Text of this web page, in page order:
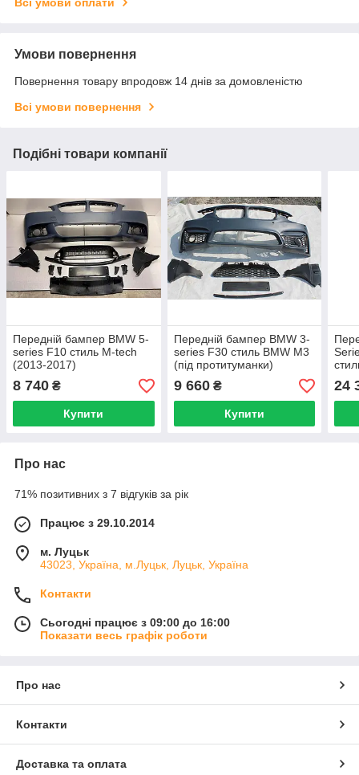
Умови повернення
Повернення товару впродовж 14 днів за домовленістю
Всі умови повернення
Подібні товари компанії
Передній бампер BMW 5-
series F10 стиль M-tech
(2013-2017)
8 740 ₴
Купити
Передній бампер BMW 3-
series F30 стиль BMW M3
(під протитуманки)
9 660₴
Купити
24
Про нас
71% позитивних з 7 відгуків за рік
Працює з 29.10.2014
м. Луцьк
43023, Україна, м.Луцьк, Луцьк, Україна
Контакти
Сьогодні працює з 09:00 до 16:00
Показати весь графік роботи
Про нас
Контакти
Доставка та оплата